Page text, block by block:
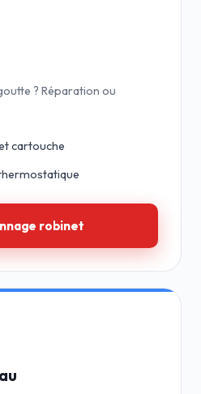
? Réparation ou
cartouche
robinet